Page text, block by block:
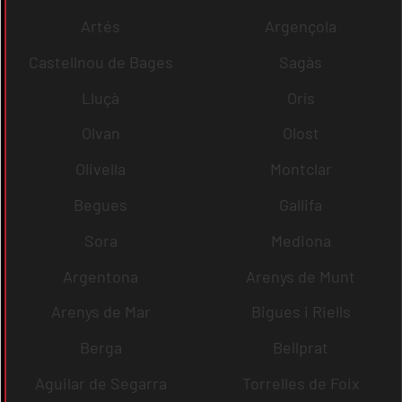
Artés
Argençola
Castellnou de Bages
Sagàs
Lluçà
Orís
Olvan
Olost
Olivella
Montclar
Begues
Gallifa
Sora
Mediona
Argentona
Arenys de Munt
Arenys de Mar
Bigues i Riells
Berga
Bellprat
Aguilar de Segarra
Torrelles de Foix